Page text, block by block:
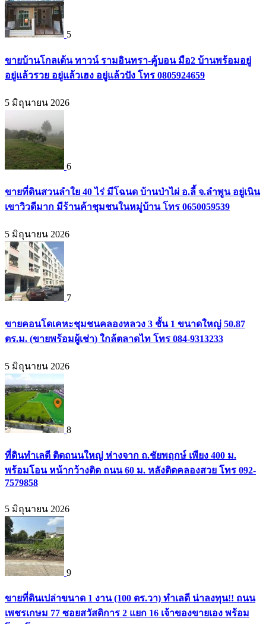
5
ขายบ้านโกลเด้น ทาวน์ รามอินทรา-คู้บอน มือ2 บ้านพร้อมอยู่
อยู่แล้วรวย อยู่แล้วเฮง อยู่แล้วปัง โทร 0805924659
5 มิถุนายน 2026
6
ขายที่ดินสวนลำใย 40 ไร่ มีโฉนด บ้านป่าไผ่ อ.ลี้ จ.ลำพูน อยู่เนิน
เขาวิวดีมาก มีร้านค้าชุมชนในหมู่บ้าน โทร 0650059539
5 มิถุนายน 2026
7
ขายคอนโดเคหะชุมชนคลองหลวง 3 ชั้น 1 ขนาดใหญ่ 50.87
ตร.ม. (ขายพร้อมผู้เช่า) ใกล้ตลาดไท โทร 084-9313233
5 มิถุนายน 2026
8
ที่ดินทำเลดี ติดถนนใหญ่ ห่างจาก ถ.ชัยพฤกษ์ เพียง 400 ม.
พร้อมโอน หน้ากว้างติด ถนน 60 ม. หลังติดคลองสวย โทร 092-
7579858
5 มิถุนายน 2026
9
ขายที่ดินเปล่าขนาด 1 งาน (100 ตร.วา) ทำเลดี น่าลงทุน!! ถนน
เพชรเกษม 77 ซอยสวัสดิการ 2 แยก 16 เจ้าของขายเอง พร้อม